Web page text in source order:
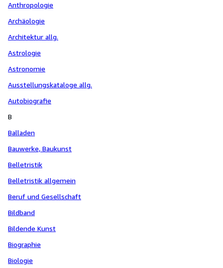
Anthropologie
Archäologie
Architektur allg.
Astrologie
Astronomie
Ausstellungskataloge allg.
Autobiografie
B
Balladen
Bauwerke, Baukunst
Belletristik
Belletristik allgemein
Beruf und Gesellschaft
Bildband
Bildende Kunst
Biographie
Biologie